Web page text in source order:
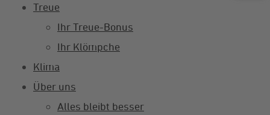
Treue
Ihr Treue-Bonus
Ihr Klömpche
Klima
Über uns
Alles bleibt besser